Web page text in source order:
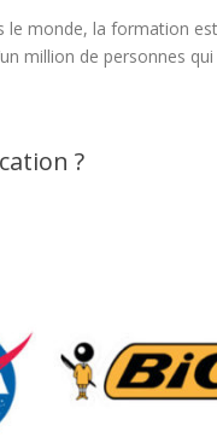
monde, la formation
million de personnes
?